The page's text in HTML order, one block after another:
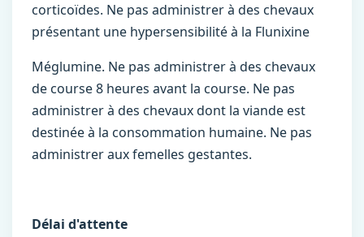
corticoïdes. Ne pas administrer à des chevaux
présentant une hypersensibilité à la Flunixine
Méglumine. Ne pas administrer à des chevaux
de course 8 heures avant la course. Ne pas
administrer à des chevaux dont la viande est
destinée à la consommation humaine. Ne pas
administrer aux femelles gestantes.
Délai d'attente